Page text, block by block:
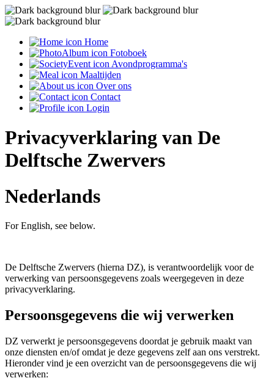
Home
Fotoboek
Avondprogramma's
Maaltijden
Over ons
Contact
Login
Privacyverklaring van De
Delftsche Zwervers
Nederlands
For English, see below.
De Delftsche Zwervers (hierna DZ), is verantwoordelijk voor de
verwerking van persoonsgegevens zoals weergegeven in deze
privacyverklaring.
Persoonsgegevens die wij verwerken
DZ verwerkt je persoonsgegevens doordat je gebruik maakt van
onze diensten en/of omdat je deze gegevens zelf aan ons verstrekt.
Hieronder vind je een overzicht van de persoonsgegevens die wij
verwerken: